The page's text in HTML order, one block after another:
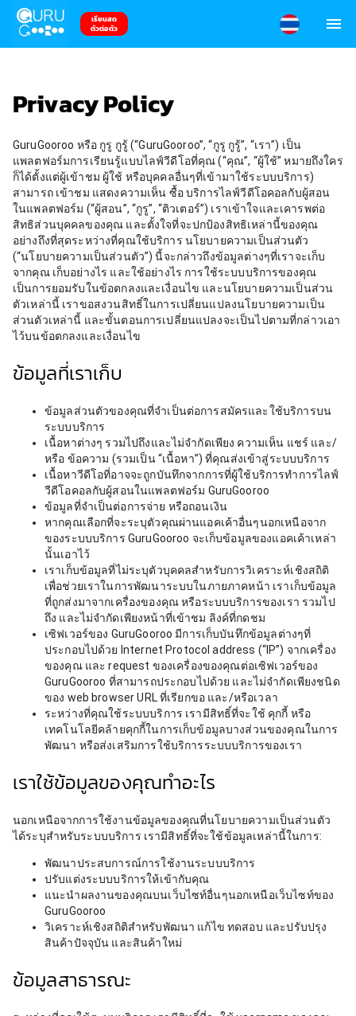
เรียนสด
ตัวต่อตัว
Privacy Policy
GuruGooroo หรือ กูรู กูรู้ (“GuruGooroo”, “กูรู กูรู้”, “เรา”) เป็น
แพลตฟอร์มการเรียนรู้แบบไลฟ์วีดีโอที่คุณ (“คุณ”, “ผู้ใช้” หมายถึงใคร
ก็ได้ตั้งแต่ผู้เข้าชม ผู้ใช้ หรือบุคคลอื่นๆที่เข้ามาใช้ระบบบริการ)
สามารถ เข้าชม แสดงความเห็น ซื้อ บริการไลฟ์วีดีโอคอลกับผู้สอน
ในแพลตฟอร์ม (“ผู้สอน”, “กูรู”, “ติวเตอร์”) เราเข้าใจและเคารพต่อ
สิทธิส่วนบุคคลของคุณ และตั้งใจที่จะปกป้องสิทธิเหล่านี้ของคุณ
อย่างถึงที่สุดระหว่างที่คุณใช้บริการ นโยบายความเป็นส่วนตัว
(“นโยบายความเป็นส่วนตัว”) นี้จะกล่าวถึงข้อมูลต่างๆที่เราจะเก็บ
จากคุณ เก็บอย่างไร และใช้อย่างไร การใช้ระบบบริการของคุณ
เป็นการยอมรับในข้อตกลงและเงื่อนไข และนโยบายความเป็นส่วน
ตัวเหล่านี้ เราขอสงวนสิทธิ์ในการเปลี่ยนแปลงนโยบายความเป็น
ส่วนตัวเหล่านี้ และขั้นตอนการเปลี่ยนแปลงจะเป็นไปตามที่กล่าวเอา
ไว้บนข้อตกลงและเงื่อนไข
ข้อมูลที่เราเก็บ
ข้อมูลส่วนตัวของคุณที่จำเป็นต่อการสมัครและใช้บริการบน
ระบบบริการ
เนื้อหาต่างๆ รวมไปถึงและไม่จำกัดเพียง ความเห็น แชร์ และ/
หรือ ข้อความ (รวมเป็น “เนื้อหา”) ที่คุณส่งเข้าสู่ระบบบริการ
เนื้อหาวีดีโอที่อาจจะถูกบันทึกจากการที่ผู้ใช้บริการทำการไลฟ์
วีดีโอคอลกับผู้สอนในแพลตฟอร์ม GuruGooroo
ข้อมูลที่จำเป็นต่อการจ่าย หรือถอนเงิน
หากคุณเลือกที่จะระบุตัวคุณผ่านแอคเค้าอื่นๆนอกเหนือจาก
ของระบบบริการ GuruGooroo จะเก็บข้อมูลของแอคเค้าเหล่า
นั้นเอาไว้
เราเก็บข้อมูลที่ไม่ระบุตัวบุคคลสำหรับการวิเคราะห์เชิงสถิติ
เพื่อช่วยเราในการพัฒนาระบบในภายภาคหน้า เราเก็บข้อมูล
ที่ถูกส่งมาจากเครื่องของคุณ หรือระบบบริการของเรา รวมไป
ถึง และไม่จำกัดเพียงหน้าที่เข้าชม ลิงค์ที่กดชม
เซิฟเวอร์ของ GuruGooroo มีการเก็บบันทึกข้อมูลต่างๆที่
ประกอบไปด้วย Internet Protocol address (“IP”) จากเครื่อง
ของคุณ และ request ของเครื่องของคุณต่อเซิฟเวอร์ของ
GuruGooroo ที่สามารถประกอบไปด้วย และไม่จำกัดเพียงชนิด
ของ web browser URL ที่เรียกขอ และ/หรือเวลา
ระหว่างที่คุณใช้ระบบบริการ เรามีสิทธิ์ที่จะใช้ คุกกี้ หรือ
เทคโนโลยีคล้ายคุกกี้ในการเก็บข้อมูลบางส่วนของคุณในการ
พัฒนา หรือส่งเสริมการใช้บริการระบบบริการของเรา
เราใช้ข้อมูลของคุณทำอะไร
นอกเหนือจากการใช้งานข้อมูลของคุณที่นโยบายความเป็นส่วนตัว
ได้ระบุสำหรับระบบบริการ เรามีสิทธิ์ที่จะใช้ข้อมูลเหล่านี้ในการ:
พัฒนาประสบการณ์การใช้งานระบบบริการ
ปรับแต่งระบบบริการให้เข้ากับคุณ
แนะนำผลงานของคุณบนเว็บไซท์อื่นๆนอกเหนือเว็บไซท์ของ
GuruGooroo
วิเคราะห์เชิงสถิติสำหรับพัฒนา แก้ไข ทดสอบ และปรับปรุง
สินค้าปัจจุบัน และสินค้าใหม่
ข้อมูลสาธารณะ